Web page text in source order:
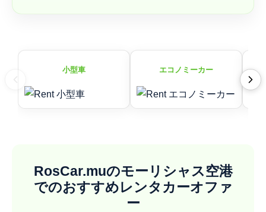
小型車 エコノミーカー
RosCar.muのモーリシャス空港
でのおすすめレンタカーオファ
ー